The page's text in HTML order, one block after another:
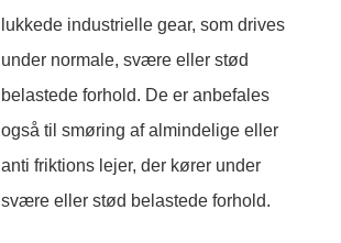
lukkede industrielle gear, som drives
under normale, svære eller stød
belastede forhold. De er anbefales
også til smøring af almindelige eller
anti friktions lejer, der kører under
svære eller stød belastede forhold.